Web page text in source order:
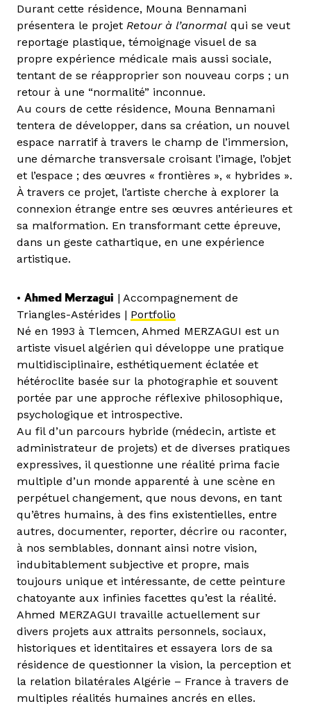
Durant cette résidence, Mouna Bennamani
présentera le projet Retour à l’anormal qui se veut
reportage plastique, témoignage visuel de sa
propre expérience médicale mais aussi sociale,
tentant de se réapproprier son nouveau corps ; un
retour à une “normalité” inconnue.
Au cours de cette résidence, Mouna Bennamani
tentera de développer, dans sa création, un nouvel
espace narratif à travers le champ de l’immersion,
une démarche transversale croisant l’image, l’objet
et l’espace ; des œuvres « frontières », « hybrides ».
À travers ce projet, l’artiste cherche à explorer la
connexion étrange entre ses œuvres antérieures et
sa malformation. En transformant cette épreuve,
dans un geste cathartique, en une expérience
artistique.
• Ahmed Merzagui | Accompagnement de
Triangles-Astérides | Portfolio
Né en 1993 à Tlemcen, Ahmed MERZAGUI est un
artiste visuel algérien qui développe une pratique
multidisciplinaire, esthétiquement éclatée et
hétéroclite basée sur la photographie et souvent
portée par une approche réflexive philosophique,
psychologique et introspective.
Au fil d’un parcours hybride (médecin, artiste et
administrateur de projets) et de diverses pratiques
expressives, il questionne une réalité prima facie
multiple d’un monde apparenté à une scène en
perpétuel changement, que nous devons, en tant
qu’êtres humains, à des fins existentielles, entre
autres, documenter, reporter, décrire ou raconter,
à nos semblables, donnant ainsi notre vision,
indubitablement subjective et propre, mais
toujours unique et intéressante, de cette peinture
chatoyante aux infinies facettes qu’est la réalité.
Ahmed MERZAGUI travaille actuellement sur
divers projets aux attraits personnels, sociaux,
historiques et identitaires et essayera lors de sa
résidence de questionner la vision, la perception et
la relation bilatérales Algérie – France à travers de
multiples réalités humaines ancrés en elles.